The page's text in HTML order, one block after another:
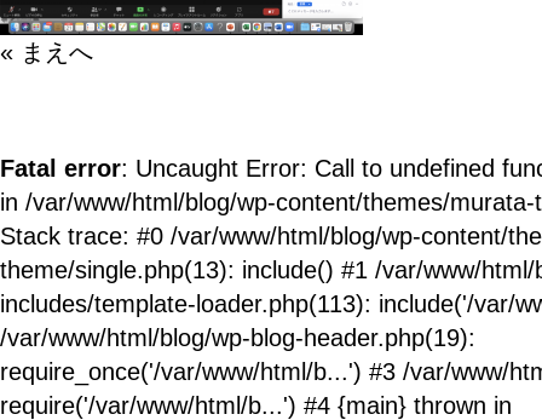
« まえへ
Fatal error: Uncaught Error: Call to undefined
in /var/www/html/blog/wp-content/themes/
Stack trace: #0 /var/www/html/blog/wp-content/
theme/single.php(13): include() #1 /var/www/html/
includes/template-loader.php(113): include('/var/
/var/www/html/blog/wp-blog-header.php(19):
require_once('/var/www/html/b...') #3 /var/www/
require('/var/www/html/b...') #4 {main} thrown in